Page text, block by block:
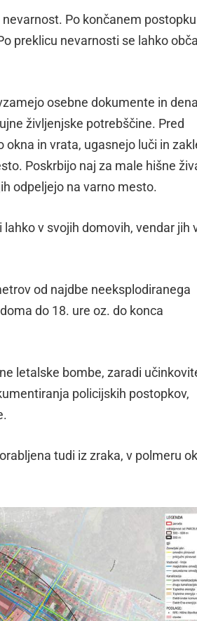
Po končanem postopku
preklicu nevarnosti se lahko
osebne dokumente in
življenjske potrebščine. Pred
okna in vrata, ugasnejo luči in
Poskrbijo naj za male hišne
odpeljejo na varno mesto.
lahko v svojih domovih, vendar jih
od najdbe neeksplodiranega
do 18. ure oz. do konca
letalske bombe, zaradi
policijskih postopkov,
tudi iz zraka, v polmeru